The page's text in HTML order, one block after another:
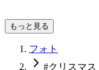
もっと見る
フォト
#クリスマス